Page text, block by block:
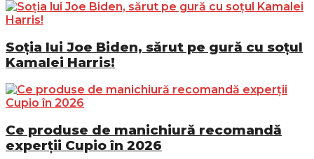
Soția lui Joe Biden, sărut pe gură cu soțul
Kamalei Harris!
Ce produse de manichiură recomandă
experții Cupio în 2026